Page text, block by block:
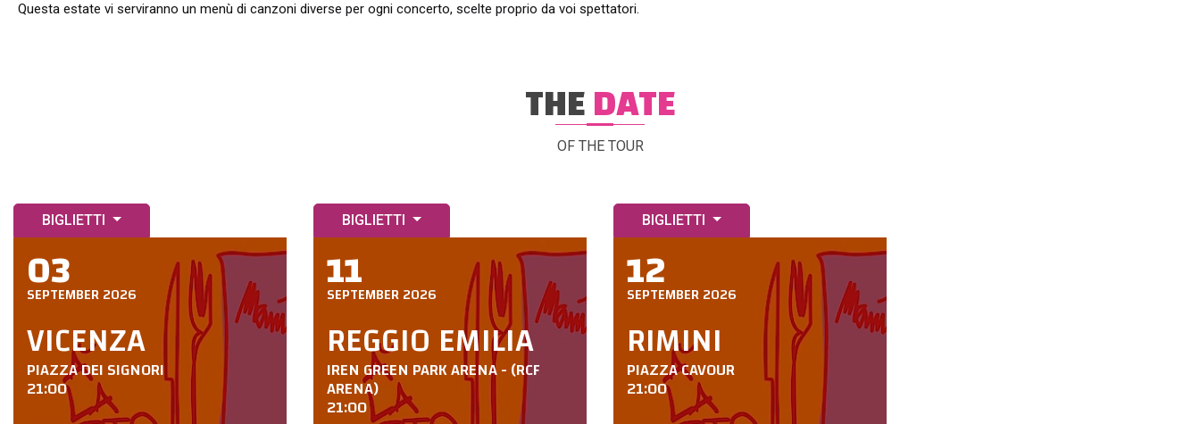
Questa estate vi serviranno un menù di canzoni diverse per ogni concerto, scelte proprio da voi spettatori.
THEDATE
OF THE TOUR
BIGLIETTI
03
SEPTEMBER 2026
VICENZA
PIAZZA DEI SIGNORI
21:00
BIGLIETTI
11
SEPTEMBER 2026
REGGIO EMILIA
IREN GREEN PARK ARENA - (RCF
ARENA)
21:00
BIGLIETTI
12
SEPTEMBER 2026
RIMINI
PIAZZA CAVOUR
21:00